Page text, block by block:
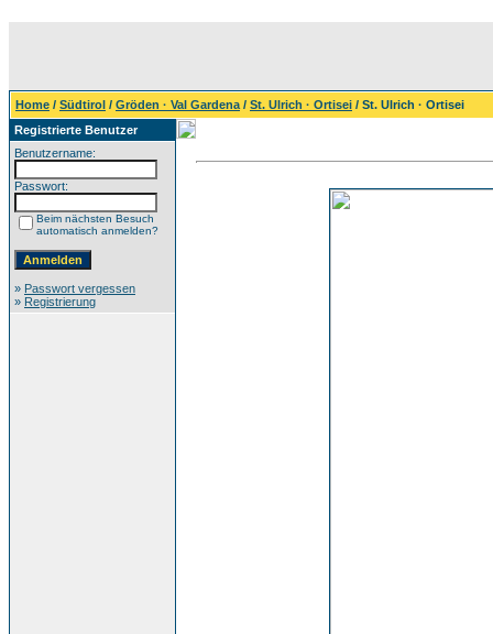
Home / Südtirol / Gröden · Val Gardena / St. Ulrich · Ortisei / St. Ulrich · Ortisei
Registrierte Benutzer
Benutzername:
Passwort:
Beim nächsten Besuch
automatisch anmelden?
» Passwort vergessen
» Registrierung